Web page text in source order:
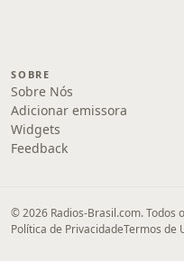
SOBRE
Sobre Nós
Adicionar emissora
Widgets
Feedback
© 2026 Radios-Brasil.com. Todos
Política de PrivacidadeTermos de